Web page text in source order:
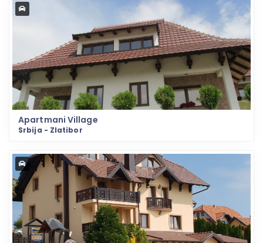
Apartmani Village
Srbija - Zlatibor